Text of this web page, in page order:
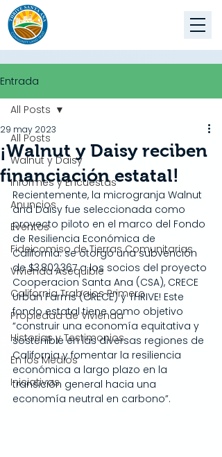
Entrada
All Posts
Walnut y Daisy
Informes y Encuestas
Anuncios
Eventos
Fideicomiso de Tierras Comunitarias
Vivienda Asequible
California Trabajos Primero
Propiedad de Vivienda
Historias y Testimonios
En los Medios
Iniciativas
All Posts
¡Walnut y Daisy reciben
financiación estatal!
29 may 2023
Recientemente, la microgranja Walnut
and Daisy fue seleccionada como
proyecto piloto en el marco del Fondo
de Resiliencia Económica de
California: se otorgó una subvención
de $3,802,367 a los socios del proyecto
Cooperacion Santa Ana (CSA), CRECE
Urban Farms (CRECE) y THRIVE! Este
fondo estatal tiene como objetivo
“construir una economía equitativa y
sostenible en las diversas regiones de
California y fomentar la resiliencia
económica a largo plazo en la
transición general hacia una
economía neutral en carbono”.